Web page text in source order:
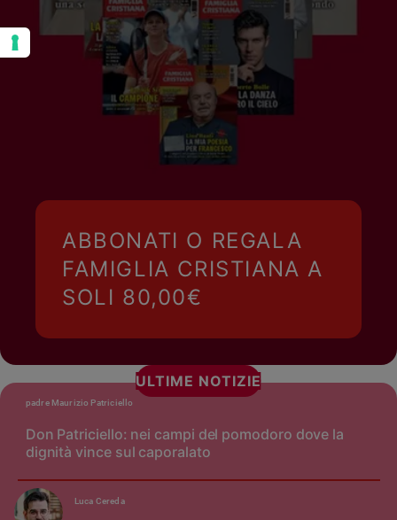
ABBONATI O REGALA
FAMIGLIA CRISTIANA A
SOLI 80,00€
ULTIME NOTIZIE
Don Patriciello: nei campi del pomodoro dove la
dignità vince sul caporalato
padre Maurizio Patriciello
Luca Cereda